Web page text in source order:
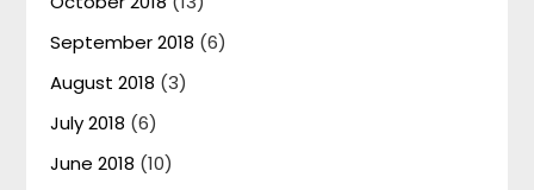
September 2018 (6)
August 2018 (3)
July 2018 (6)
June 2018 (10)